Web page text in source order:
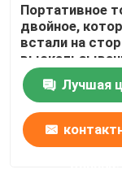
Портативное
двойное,
встали на
ленты пены
погодостойкое
Лучшая